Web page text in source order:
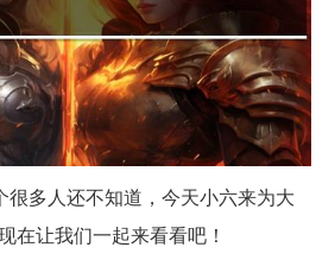
很多人还不知道，今天小六来为大
在让我们一起来看看吧！